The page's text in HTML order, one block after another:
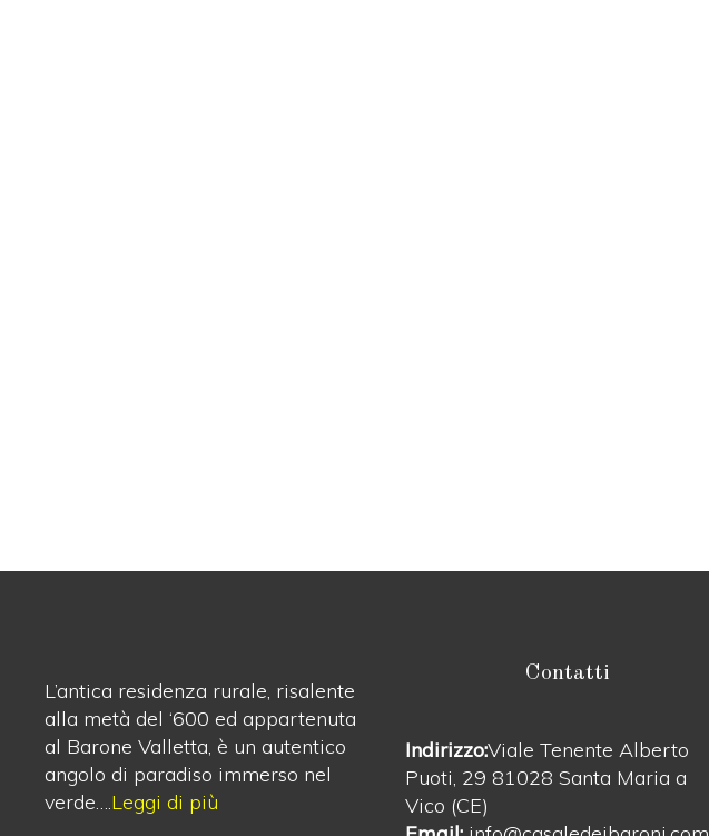
L’antica residenza rurale, risalente
alla metà del ‘600 ed appartenuta
al Barone Valletta, è un autentico
angolo di paradiso immerso nel
verde….Leggi di più
Contatti
Indirizzo:Viale Tenente Alberto
Puoti, 29 81028 Santa Maria a
Vico (CE)